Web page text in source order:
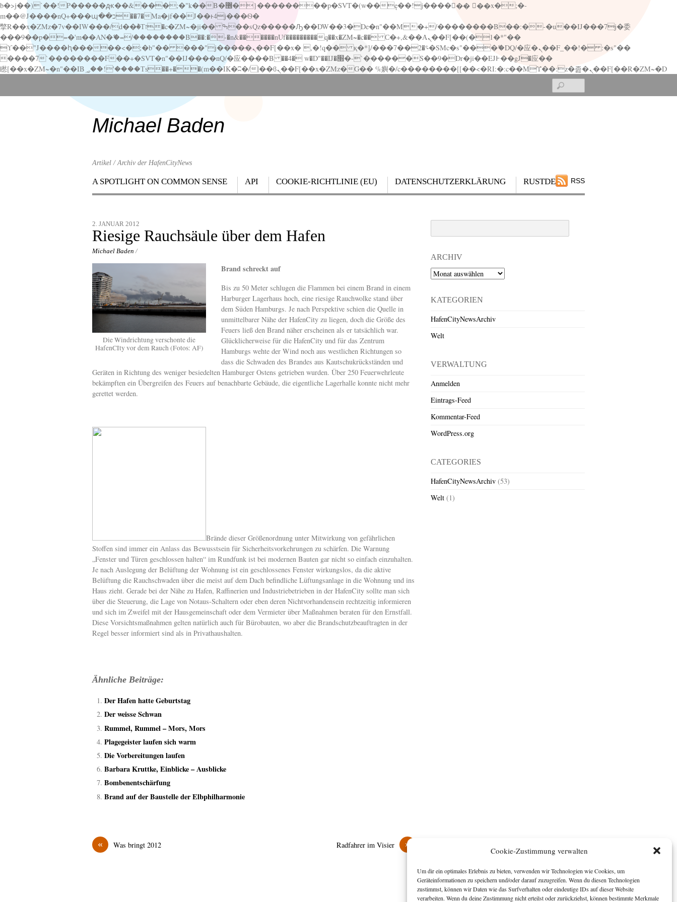
Cookie-Zustimmung verwalten
Um dir ein optimales Erlebnis zu bieten, verwenden wir Technologien wie Cookies, um
Geräteinformationen zu speichern und/oder darauf zuzugreifen. Wenn du diesen Technologien
zustimmst, können wir Daten wie das Surfverhalten oder eindeutige IDs auf dieser Website
verarbeiten. Wenn du deine Zustimmung nicht erteilst oder zurückziehst, können bestimmte Merkmale
b�>j��)΄��!P�����ԫ��&���;�"k��B�޶�}��������p�SVT�(w��ę��!j������ ��x�;�-
m��@J����nQ+���պ��כ��7�Ma�jf��J��ͱ4j���Ѳ�
撆R��x�ZMz�7v��IW���/d��ٞ�Тז�c�ZM~�ji�� ߒ��sQz�����Ԡ��DW��3�De�n"��M�+/��������B��:�-�u��IJ���7j�委
���9��p�=�'m��AN�ޭ�=/��������B��:�-�n&������nUf���������q��x�ZM~�c�� Ϲ�+,&��Ὰܢ��F[��(�1�*"��
ϒ��"J����ԧ�����<�;�b"�� ���"j�����ܢ��F[��x� ,�!q�� қ�*]/���؝�2��7�SMc�s"���ޭ�DQ/�应�ܢ��F_��!� :�s"��
����7`��������F��+�SVT�n"��IJ����nQ/�应����B ��4� w�D"��IJ�׭�-`������S��9�Dr�ji��EJ߅��gJ�应��
矁[��x�ZM~�n"��IB؃��!'����Тѕ��+��(m��IK�ʭ�/|��ϐܢ��F[��x�ZMz�G�� %嬩�/c��������[[��<�RI:�:c��MΎ��:z�졾�ܢ��F[��R�ZM~�D
down
Michael Baden
Artikel / Archiv der HafenCityNews
RSS
Menu
A SPOTLIGHT ON COMMON SENSE API COOKIE-RICHTLINIE (EU) DATENSCHUTZERKLÄRUNG RUSTDESK
Scroll
content
2. JANUAR 2012
Riesige Rauchsäule über dem Hafen
Michael Baden /
Die Windrichtung verschonte die
HafenCIty vor dem Rauch (Fotos: AF)
Brand schreckt auf
Bis zu 50 Meter schlugen die Flammen bei einem Brand in einem
Harburger Lagerhaus hoch, eine riesige Rauchwolke stand über
dem Süden Hamburgs. Je nach Perspektive schien die Quelle in
unmittelbarer Nähe der HafenCity zu liegen, doch die Größe des
Feuers ließ den Brand näher erscheinen als er tatsächlich war.
Glücklicherweise für die HafenCity und für das Zentrum
Hamburgs wehte der Wind noch aus westlichen Richtungen so
dass die Schwaden des Brandes aus Kautschukrückständen und
Geräten in Richtung des weniger besiedelten Hamburger Ostens getrieben wurden. Über 250 Feuerwehrleute
bekämpften ein Übergreifen des Feuers auf benachbarte Gebäude, die eigentliche Lagerhalle konnte nicht mehr
gerettet werden.
Brände dieser Größenordnung unter Mitwirkung von gefährlichen
Stoffen sind immer ein Anlass das Bewusstsein für Sicherheitsvorkehrungen zu schärfen. Die Warnung
„Fenster und Türen geschlossen halten“ im Rundfunk ist bei modernen Bauten gar nicht so einfach einzuhalten.
Je nach Auslegung der Belüftung der Wohnung ist ein geschlossenes Fenster wirkungslos, da die aktive
Belüftung die Rauchschwaden über die meist auf dem Dach befindliche Lüftungsanlage in die Wohnung und ins
Haus zieht. Gerade bei der Nähe zu Hafen, Raffinerien und Industriebetrieben in der HafenCity sollte man sich
über die Steuerung, die Lage von Notaus-Schaltern oder eben deren Nichtvorhandensein rechtzeitig informieren
und sich im Zweifel mit der Hausgemeinschaft oder dem Vermieter über Maßnahmen beraten für den Ernstfall.
Diese Vorsichtsmaßnahmen gelten natürlich auch für Bürobauten, wo aber die Brandschutzbeauftragten in der
Regel besser informiert sind als in Privathaushalten.
Ähnliche Beiträge:
Der Hafen hatte Geburtstag
Der weisse Schwan
Rummel, Rummel – Mors, Mors
Plagegeister laufen sich warm
Die Vorbereitungen laufen
Barbara Kruttke, Einblicke – Ausblicke
Bombenentschärfung
Brand auf der Baustelle der Elbphilharmonie
« Was bringt 2012 »
Radfahrer im Visier
ARCHIV
Archiv
KATEGORIEN
HafenCityNewsArchiv
Welt
VERWALTUNG
Anmelden
Eintrags-Feed
Kommentar-Feed
WordPress.org
CATEGORIES
HafenCityNewsArchiv (53)
Welt (1)